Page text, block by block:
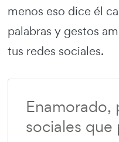
menos eso dice él
palabras y gestos
tus redes sociales.
Enamorado,
sociales